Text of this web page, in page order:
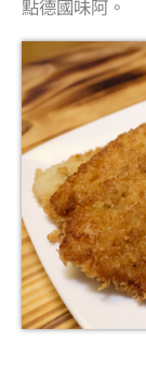
點德國味阿。